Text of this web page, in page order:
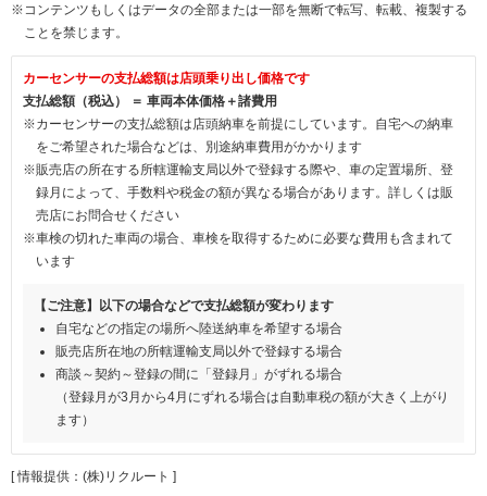
※コンテンツもしくはデータの全部または一部を無断で転写、転載、複製する
ことを禁じます。
カーセンサーの支払総額は店頭乗り出し価格です
支払総額（税込） ＝ 車両本体価格＋諸費用
※カーセンサーの支払総額は店頭納車を前提にしています。自宅への納車
をご希望された場合などは、別途納車費用がかかります
※販売店の所在する所轄運輸支局以外で登録する際や、車の定置場所、登
録月によって、手数料や税金の額が異なる場合があります。詳しくは販
売店にお問合せください
※車検の切れた車両の場合、車検を取得するために必要な費用も含まれて
います
【ご注意】以下の場合などで支払総額が変わります
自宅などの指定の場所へ陸送納車を希望する場合
販売店所在地の所轄運輸支局以外で登録する場合
商談～契約～登録の間に「登録月」がずれる場合
（登録月が3月から4月にずれる場合は自動車税の額が大きく上がり
ます）
[ 情報提供：(株)リクルート ]